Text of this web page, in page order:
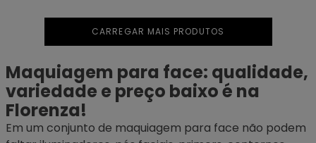
Maquiagem para face: qualidade,
variedade e preço baixo é na
Florenza!
Em um conjunto de maquiagem para face não podem